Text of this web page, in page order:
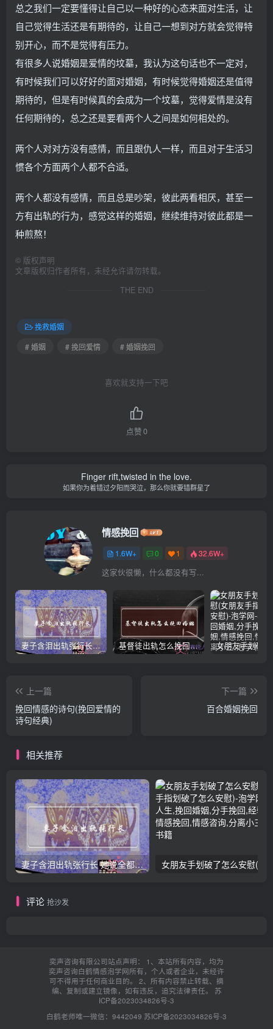
总之我们一定要懂得让自己以一种好的心态来面对生活，让
自己觉得生活还是有期待的，让自己一想到对方就会觉得特
别开心，而不是觉得有压力。
有很多人说婚姻是爱情的坟墓，我认为这句话也不一定对，
有时候我们可以好好的面对婚姻，有时候觉得婚姻还是值得
期待的，但是有时候真的会成为一个坟墓，觉得爱情是没有
任何期待的，总之还是要看两个人之间是如何相处的。
两个人对对方没有感情，而且跟仇人一样，而且对于生活习
惯各个方面两个人都不合适。
两个人都没有感情，而且总是吵架，彼此两看相厌，甚至一
方有出轨的行为，感觉这样的婚姻，继续维持对彼此都是一
种煎熬！
© 版权声明
文章版权归作者所有，未经允许请勿转载。
THE END
挽救婚姻
# 婚姻
# 挽回爱情 # 婚姻挽回
喜欢就支持一下吧
点赞0
Finger rift,twisted in the love.
如果你为着错过夕阳而哭泣，那么你就要错群星了
情感挽回
1.6W+ 0 1 32.6W+
这家伙很懒，什么都没有写...
妻子含泪出轨张行长 她说全都是因为家中 基督徒出轨怎么挽回婚姻(基督徒面对出轨婚姻)
上一篇
挽回情感的诗句(挽回爱情的
诗句经典)
下一篇
百合婚姻挽回
相关推荐
妻子含泪出轨张行长 她说全都是因为家中
评论 抢沙发
奕声咨询有限公司站点声明： 1、本站所有内容，均为
奕声咨询白鹤情感泡学网所有，个人或者企业，未经许
可不得用于任何商业目的。 2、所有内容禁止转载、摘
编、复制或建立镜像，如有违反，追究法律责任。 苏
ICP备2023034826号-3
白鹤老师唯一微信：9442049 苏ICP备2023034826号-3